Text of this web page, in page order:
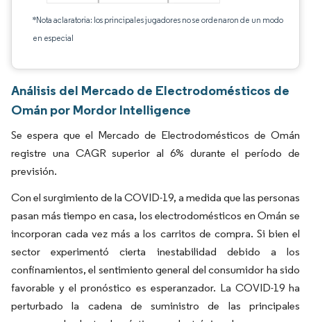
*Nota aclaratoria: los principales jugadores no se ordenaron de un modo
en especial
Análisis del Mercado de Electrodomésticos de
Omán por Mordor Intelligence
Se espera que el Mercado de Electrodomésticos de Omán
registre una CAGR superior al 6% durante el período de
previsión.
Con el surgimiento de la COVID-19, a medida que las personas
pasan más tiempo en casa, los electrodomésticos en Omán se
incorporan cada vez más a los carritos de compra. Si bien el
sector experimentó cierta inestabilidad debido a los
confinamientos, el sentimiento general del consumidor ha sido
favorable y el pronóstico es esperanzador. La COVID-19 ha
perturbado la cadena de suministro de las principales